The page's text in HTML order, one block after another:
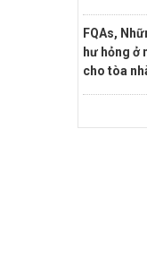
FQAs,
hư hỏng ở
cho tòa